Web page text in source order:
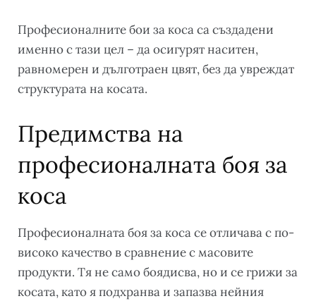
Професионалните бои за коса са създадени
именно с тази цел – да осигурят наситен,
равномерен и дълготраен цвят, без да увреждат
структурата на косата.
Предимства на
професионалната боя за
коса
Професионалната боя за коса се отличава с по-
високо качество в сравнение с масовите
продукти. Тя не само боядисва, но и се грижи за
косата, като я подхранва и запазва нейния